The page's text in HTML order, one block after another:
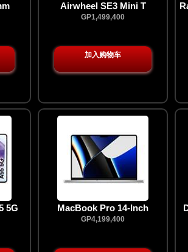
Airwheel SE3 Mini T
Rideable Luggage
GP1,499,400
加入购物车
5G MacBook Pro 14-Inch
GP4,199,400